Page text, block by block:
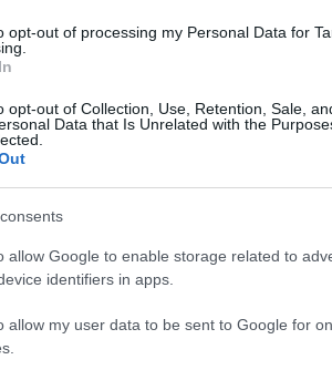
opt-out of processing my Personal Data for
opt-out of Collection, Use, Retention, Sale,
Data that Is Unrelated with the
allow Google to enable storage related to
identifiers in apps.
allow my user data to be sent to Google for
kutatója az RTL Híradónak
alaposan
rendszerben, hogy
és elkerülhetők
legyen a Google-találatokban!